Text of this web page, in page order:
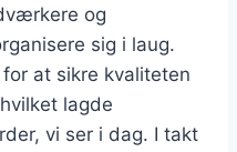
og
sig i laug.
at sikre kvaliteten
lagde
vi ser i dag. I takt